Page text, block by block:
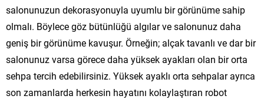
salonunuzun dekorasyonuyla uyumlu bir görünüme sahip
olmalı. Böylece göz bütünlüğü algılar ve salonunuz daha
geniş bir görünüme kavuşur. Örneğin; alçak tavanlı ve dar bir
salonunuz varsa görece daha yüksek ayakları olan bir orta
sehpa tercih edebilirsiniz. Yüksek ayaklı orta sehpalar ayrıca
son zamanlarda herkesin hayatını kolaylaştıran robot